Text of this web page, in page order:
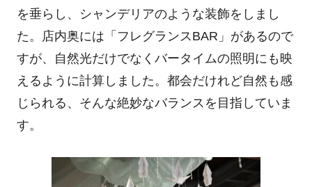
を垂らし、シャンデリアのような装飾をしまし
た。店内奥には「フレグランスBAR 」があるので
すが、自然光だけでなくバータイムの照明にも映
えるように計算しました。都会だけれど自然も感
じられる、そんな絶妙なバランスを目指していま
す。